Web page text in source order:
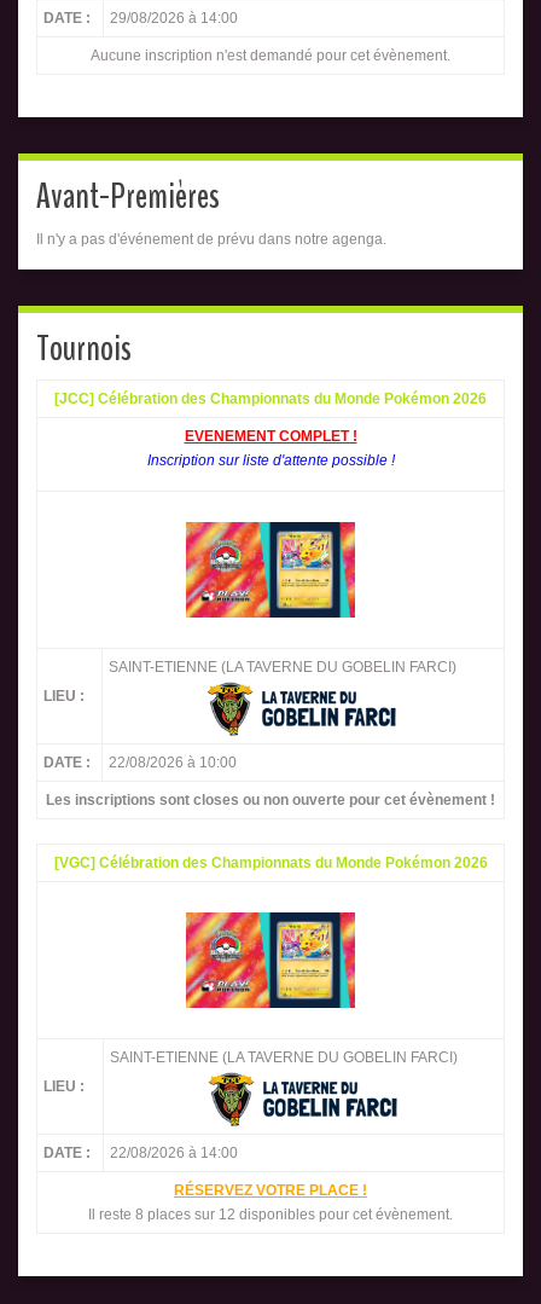
DATE : 29/08/2026 à 14:00
Aucune inscription n'est demandé pour cet évènement.
Avant-Premières
Il n'y a pas d'événement de prévu dans notre agenga.
Tournois
[JCC] Célébration des Championnats du Monde Pokémon 2026
EVENEMENT COMPLET !
Inscription sur liste d'attente possible !
LIEU :
SAINT-ETIENNE (LA TAVERNE DU GOBELIN FARCI)
DATE : 22/08/2026 à 10:00
Les inscriptions sont closes ou non ouverte pour cet évènement !
[VGC] Célébration des Championnats du Monde Pokémon 2026
LIEU :
SAINT-ETIENNE (LA TAVERNE DU GOBELIN FARCI)
DATE : 22/08/2026 à 14:00
RÉSERVEZ VOTRE PLACE !
Il reste 8 places sur 12 disponibles pour cet évènement.